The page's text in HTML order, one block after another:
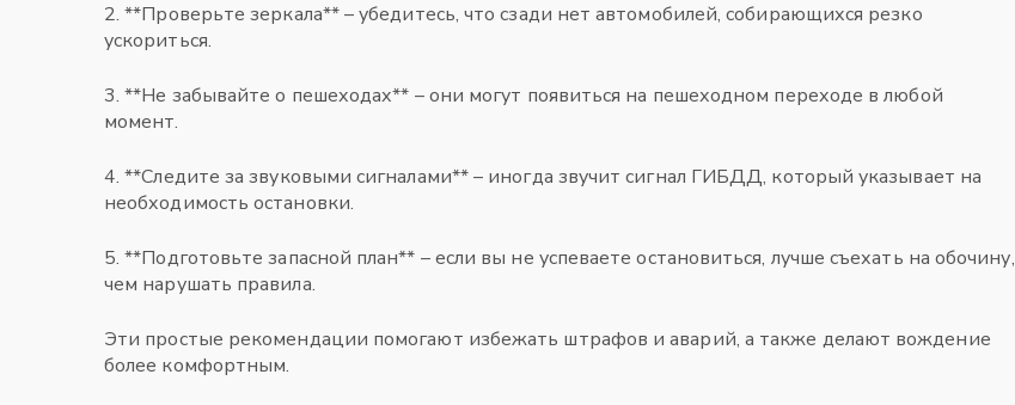
2. **Проверьте зеркала** – убедитесь, что сзади нет автомобилей, собирающихся резко
ускориться.
3. **Не забывайте о пешеходах** – они могут появиться на пешеходном переходе в любой
момент.
4. **Следите за звуковыми сигналами** – иногда звучит сигнал ГИБДД, который указывает на
необходимость остановки.
5. **Подготовьте запасной план** – если вы не успеваете остановиться, лучше съехать на обочину,
чем нарушать правила.
Эти простые рекомендации помогают избежать штрафов и аварий, а также делают вождение
более комфортным.